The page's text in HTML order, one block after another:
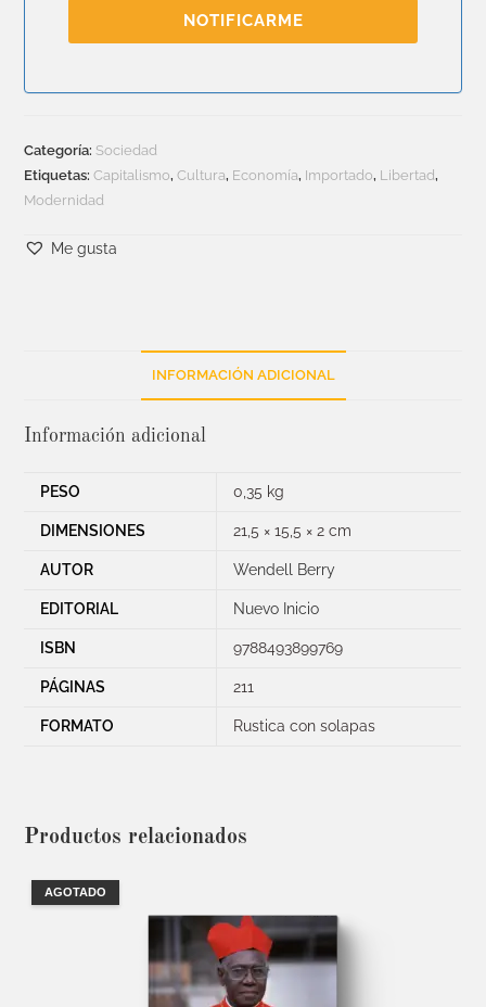
NOTIFICARME
Categoría:Sociedad
Etiquetas:Capitalismo,Cultura, Economía, Importado, Libertad,
Modernidad
Me gusta
INFORMACIÓN ADICIONAL
Información adicional
PESO 0,35 kg
DIMENSIONES 21,5 × 15,5 × 2 cm
AUTOR Wendell Berry
EDITORIAL Nuevo Inicio
ISBN 9788493899769
PÁGINAS 211
FORMATO Rustica con solapas
Productos relacionados
AGOTADO